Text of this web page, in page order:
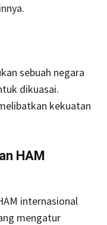
sebuah negara
dikuasai.
kekuatan
HAM
internasional
mengatur